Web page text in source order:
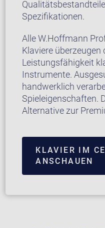
Spezifikationen.
Alle W.Hoffmann
Klaviere überzeugen
Leistungsfähigkeit
Instrumente.
handwerklich
Spieleigenschaften.
Alternative zur
KLAVIER IM
ANSCHAUEN